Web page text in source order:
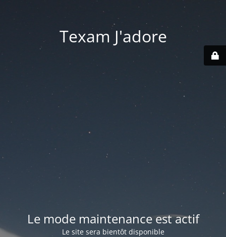
Texam J'adore
Le mode maintenance est actif
Le site sera bientôt disponible